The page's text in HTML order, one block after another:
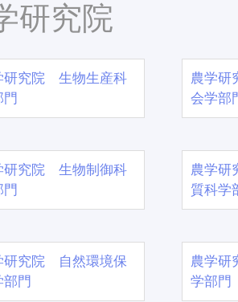
研究院
研究院 生物生産科
農学
会学部
研究院 生物制御科
農学
質科学
研究院 自然環境保
門
農学
学部門